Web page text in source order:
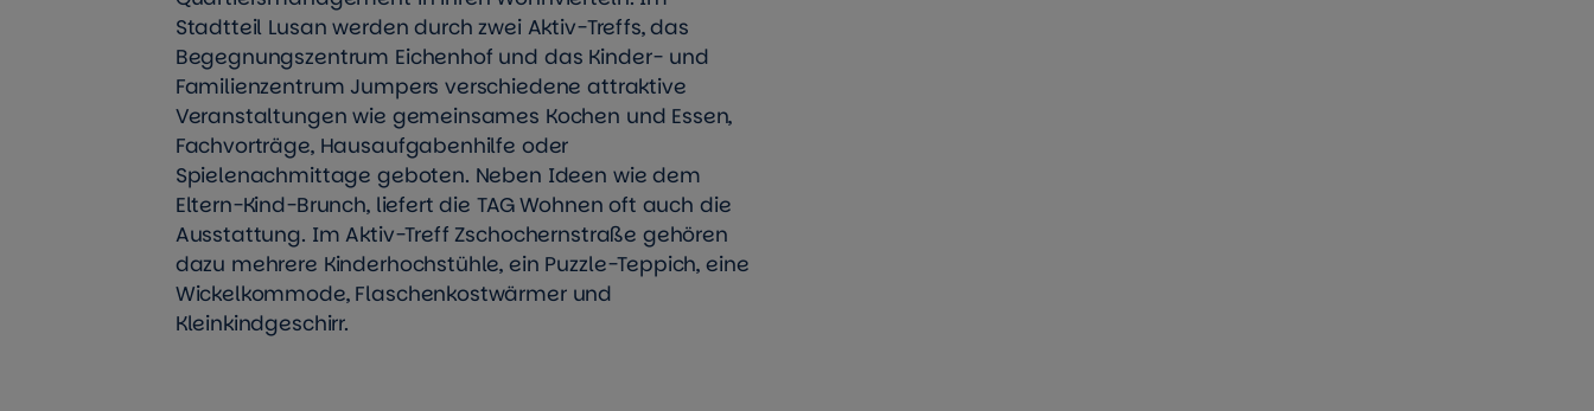
Stadtteil Lusan werden durch zwei Aktiv-Treffs, das
Begegnungszentrum Eichenhof und das Kinder- und
Familienzentrum Jumpers verschiedene attraktive
Veranstaltungen wie gemeinsames Kochen und Essen,
Fachvorträge, Hausaufgabenhilfe oder
Spielenachmittage geboten. Neben Ideen wie dem
Eltern-Kind-Brunch, liefert die TAG Wohnen oft auch die
Ausstattung. Im Aktiv-Treff Zschochernstraße gehören
dazu mehrere Kinderhochstühle, ein Puzzle-Teppich, eine
Wickelkommode, Flaschenkostwärmer und
Kleinkindgeschirr.